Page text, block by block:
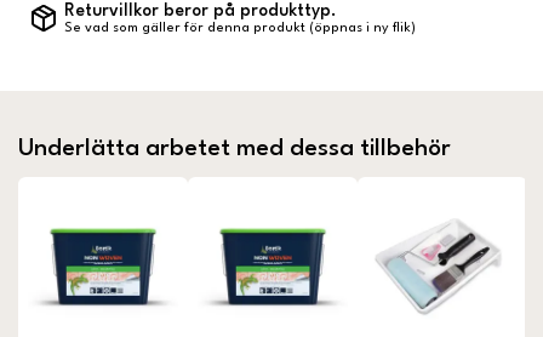
Returvillkor beror på produkttyp.
Se vad som gäller för denna produkt (öppnas i ny flik)
Underlätta arbetet med dessa tillbehör